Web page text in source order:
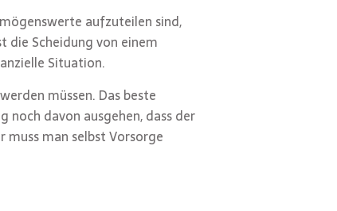
aufzuteilen sind,
die Scheidung von einem
Situation.
müssen. Das beste
davon ausgehen, dass der
man selbst Vorsorge